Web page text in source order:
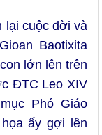
lại cuộc đời và
Baotixita
lớn lên trên
ĐTC Leo XIV
Phó Giáo
ấy gợi lên